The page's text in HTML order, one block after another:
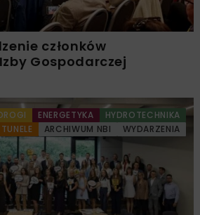
członków
Gospodarczej
ENERGETYKA
HYDROTECHNIKA
TUNELE ARCHIWUM NBI WYDARZENIA